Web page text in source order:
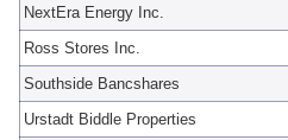
NextEra Energy Inc.
Ross Stores Inc.
Southside Bancshares
Urstadt Biddle Properties